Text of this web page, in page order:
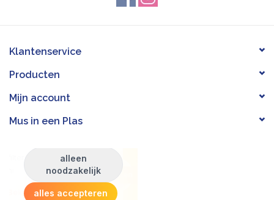
Klantenservice
Producten
Mijn account
Mus in een Plas